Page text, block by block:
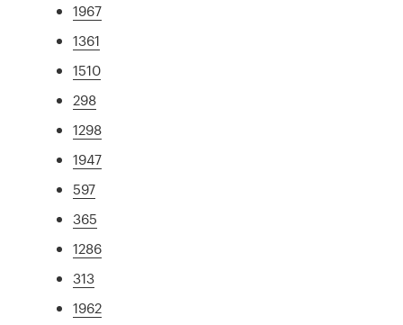
1967
1361
1510
298
1298
1947
597
365
1286
313
1962